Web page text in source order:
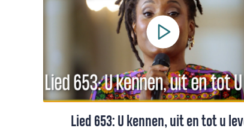
Lied 653: U kennen, uit en tot u